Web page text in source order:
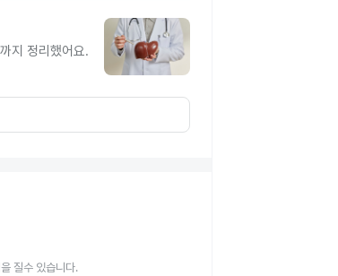
지 정리했어요.
질수 있습니다.